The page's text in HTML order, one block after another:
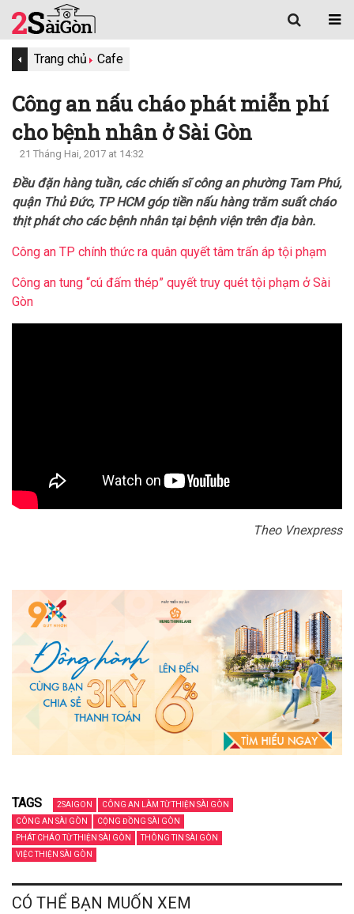
Trang chủ Cafe
Công an nấu cháo phát miễn phí
cho bệnh nhân ở Sài Gòn
21 Tháng Hai, 2017 at 14:32
Đều đặn hàng tuần, các chiến sĩ công an phường Tam Phú,
quận Thủ Đức, TP HCM góp tiền nấu hàng trăm suất cháo
thịt phát cho các bệnh nhân tại bệnh viện trên địa bàn.
Công an TP chính thức ra quân quyết tâm trấn áp tội phạm
Công an tung “cú đấm thép” quyết truy quét tội phạm ở Sài
Gòn
Theo Vnexpress
TAGS 2SAIGON
CÔNG AN LÀM TỪ THIỆN SÀI GÒN
CÔNG AN SÀI GÒN
CỘNG ĐỒNG SÀI GÒN
PHÁT CHÁO TỪ THIỆN SÀI GÒN
THÔNG TIN SÀI GÒN
VIỆC THIỆN SÀI GÒN
CÓ THỂ BẠN MUỐN XEM